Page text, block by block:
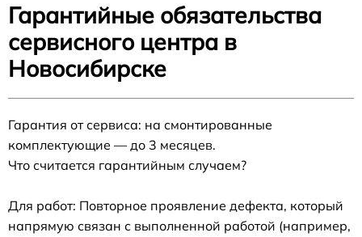
Гарантийные обязательства
сервисного центра в
Новосибирске
Гарантия от сервиса: на смонтированные
комплектующие — до 3 месяцев.
Что считается гарантийным случаем?
Для работ: Повторное проявление дефекта, который
напрямую связан с выполненной работой (например,